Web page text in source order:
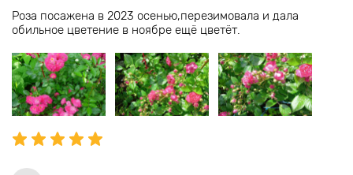
Роза посажена в 2023 осенью,перезимовала и дала
обильное цветение в ноябре ещё цветёт.